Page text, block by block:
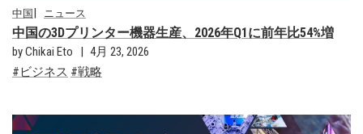
中国 ニュース
中国の3Dプリンター機器生産、2026年Q1に前年比54%増
by Chikai Eto
4月 23, 2026
ビジネス
戦略